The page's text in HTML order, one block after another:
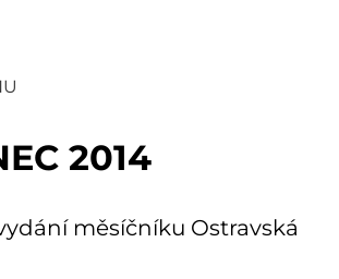
2014
měsíčníku Ostravská